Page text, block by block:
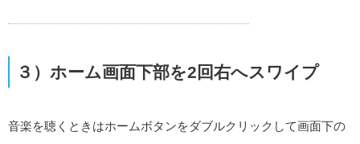
３）ホーム画面下部を2回右へスワイプ
音楽を聴くときはホームボタンをダブルクリックして画面下の